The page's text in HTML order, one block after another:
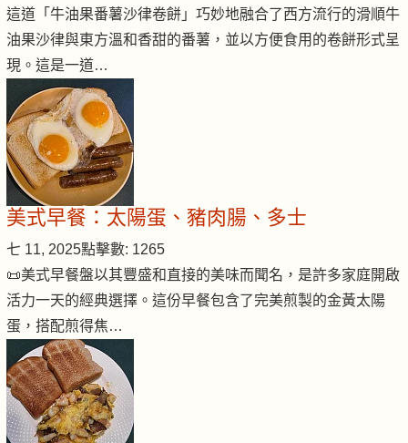
這道「牛油果番薯沙律卷餅」巧妙地融合了西方流行的滑順牛
油果沙律與東方溫和香甜的番薯，並以方便食用的卷餅形式呈
現。這是一道…
美式早餐：太陽蛋、豬肉腸、多士
七 11, 2025點擊數: 1265
📜美式早餐盤以其豐盛和直接的美味而聞名，是許多家庭開啟
活力一天的經典選擇。這份早餐包含了完美煎製的金黃太陽
蛋，搭配煎得焦…